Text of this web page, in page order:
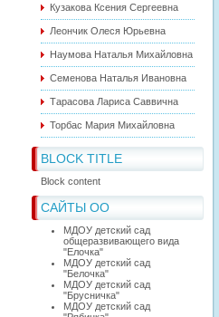
Кузакова Ксения Сергеевна
Леончик Олеся Юрьевна
Наумова Наталья Михайловна
Семенова Наталья Ивановна
Тарасова Лариса Саввична
Торбас Мария Михайловна
BLOCK TITLE
Block content
САЙТЫ ОО
МДОУ детский сад
общеразвивающего вида
"Елочка"
МДОУ детский сад
"Белочка"
МДОУ детский сад
"Брусничка"
МДОУ детский сад